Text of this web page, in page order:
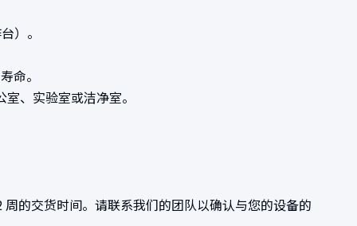
）。
命。
、实验室或洁净室。
的交货时间。请联系我们的团队以确认与您的设备的